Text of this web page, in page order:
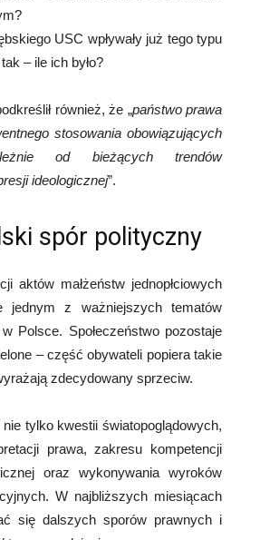
USC wpływały już tego typu
– ile ich było?
również, że „państwo prawa
stosowania obowiązujących
od bieżących trendów
ideologicznej”.
spór polityczny
aktów małżeństw jednopłciowych
jednym z ważniejszych tematów
Polsce. Społeczeństwo pozostaje
– część obywateli popiera takie
zdecydowany sprzeciw.
tylko kwestii światopoglądowych,
prawa, zakresu kompetencji
oraz wykonywania wyroków
W najbliższych miesiącach
się dalszych sporów prawnych i